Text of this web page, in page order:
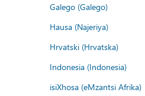
Galego (Galego)
Hausa (Najeriya)
Hrvatski (Hrvatska)
Indonesia (Indonesia)
isiXhosa (eMzantsi Afrika)